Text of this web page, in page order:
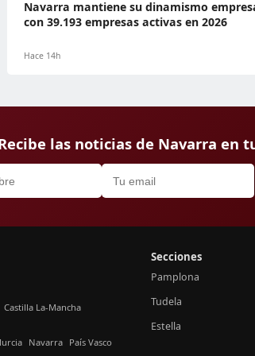
Navarra mantiene su dinamismo
con 39.193 empresas activas en 2026
Hace 14h
las noticias de Navarra en
Castilla La-Mancha
Navarra País Vasco
Secciones
Pamplona
Tudela
Estella